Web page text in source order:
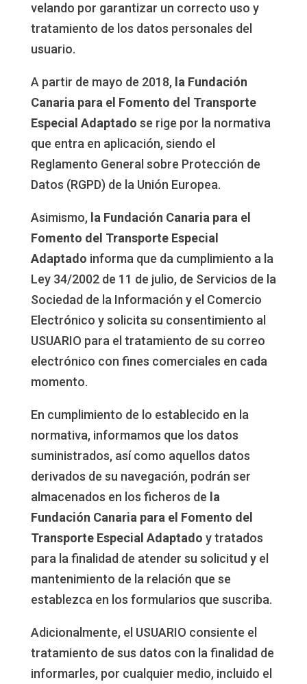
velando por garantizar un correcto uso y
tratamiento de los datos personales del
usuario.
A partir de mayo de 2018,la Fundación
Canaria para el Fomento del Transporte
Especial Adaptado se rige por la normativa
que entra en aplicación, siendo el
Reglamento General sobre Protección de
Datos (RGPD) de la Unión Europea.
Asimismo, la Fundación Canaria para el
Fomento del Transporte Especial
Adaptado informa que da cumplimiento a la
Ley 34/2002 de 11 de julio, de Servicios de la
Sociedad de la Información y el Comercio
Electrónico y solicita su consentimiento al
USUARIO para el tratamiento de su correo
electrónico con fines comerciales en cada
momento.
En cumplimiento de lo establecido en la
normativa, informamos que los datos
suministrados, así como aquellos datos
derivados de su navegación, podrán ser
almacenados en los ficheros de la
Fundación Canaria para el Fomento del
Transporte Especial Adaptado y tratados
para la finalidad de atender su solicitud y el
mantenimiento de la relación que se
establezca en los formularios que suscriba.
Adicionalmente, el USUARIO consiente el
tratamiento de sus datos con la finalidad de
informarles, por cualquier medio, incluido el